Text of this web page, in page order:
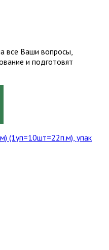
все Ваши вопросы,
и подготовят